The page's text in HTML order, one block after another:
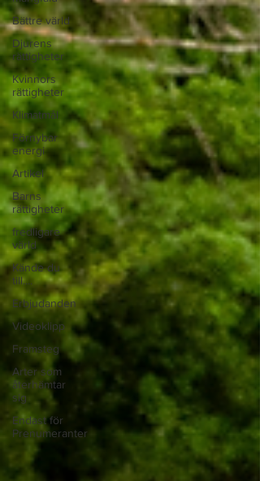
Bättre värld
Djurens
rättigheter
Kvinnors
rättigheter
Klimatmål
Förnybar
energi
Artikel
Barns
rättigheter
fredligare
värld
Kände du
till....
Erbjudanden
Videoklipp
Framsteg
Arter som
återhämtar
sig
Endast för
Prenumeranter